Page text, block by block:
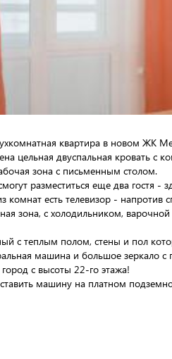
квартира в новом ЖК
цельная двуспальная кровать с
зона с письменным столом.
разместиться еще два гостя -
комнат есть телевизор - напротив
зона, с холодильником,
с теплым полом, стены и пол
машина и большое зеркало с
с высоты 22-го этажа!
машину на платном